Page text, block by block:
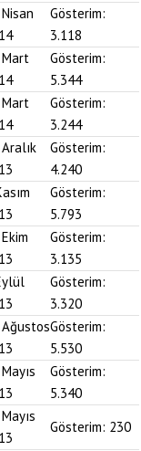
Gösterim:
3.118
Gösterim:
5.344
Gösterim:
3.244
Gösterim:
4.240
Gösterim:
5.793
Gösterim:
3.135
Gösterim:
3.320
Gösterim:
5.530
Gösterim:
5.340
Gösterim: 230